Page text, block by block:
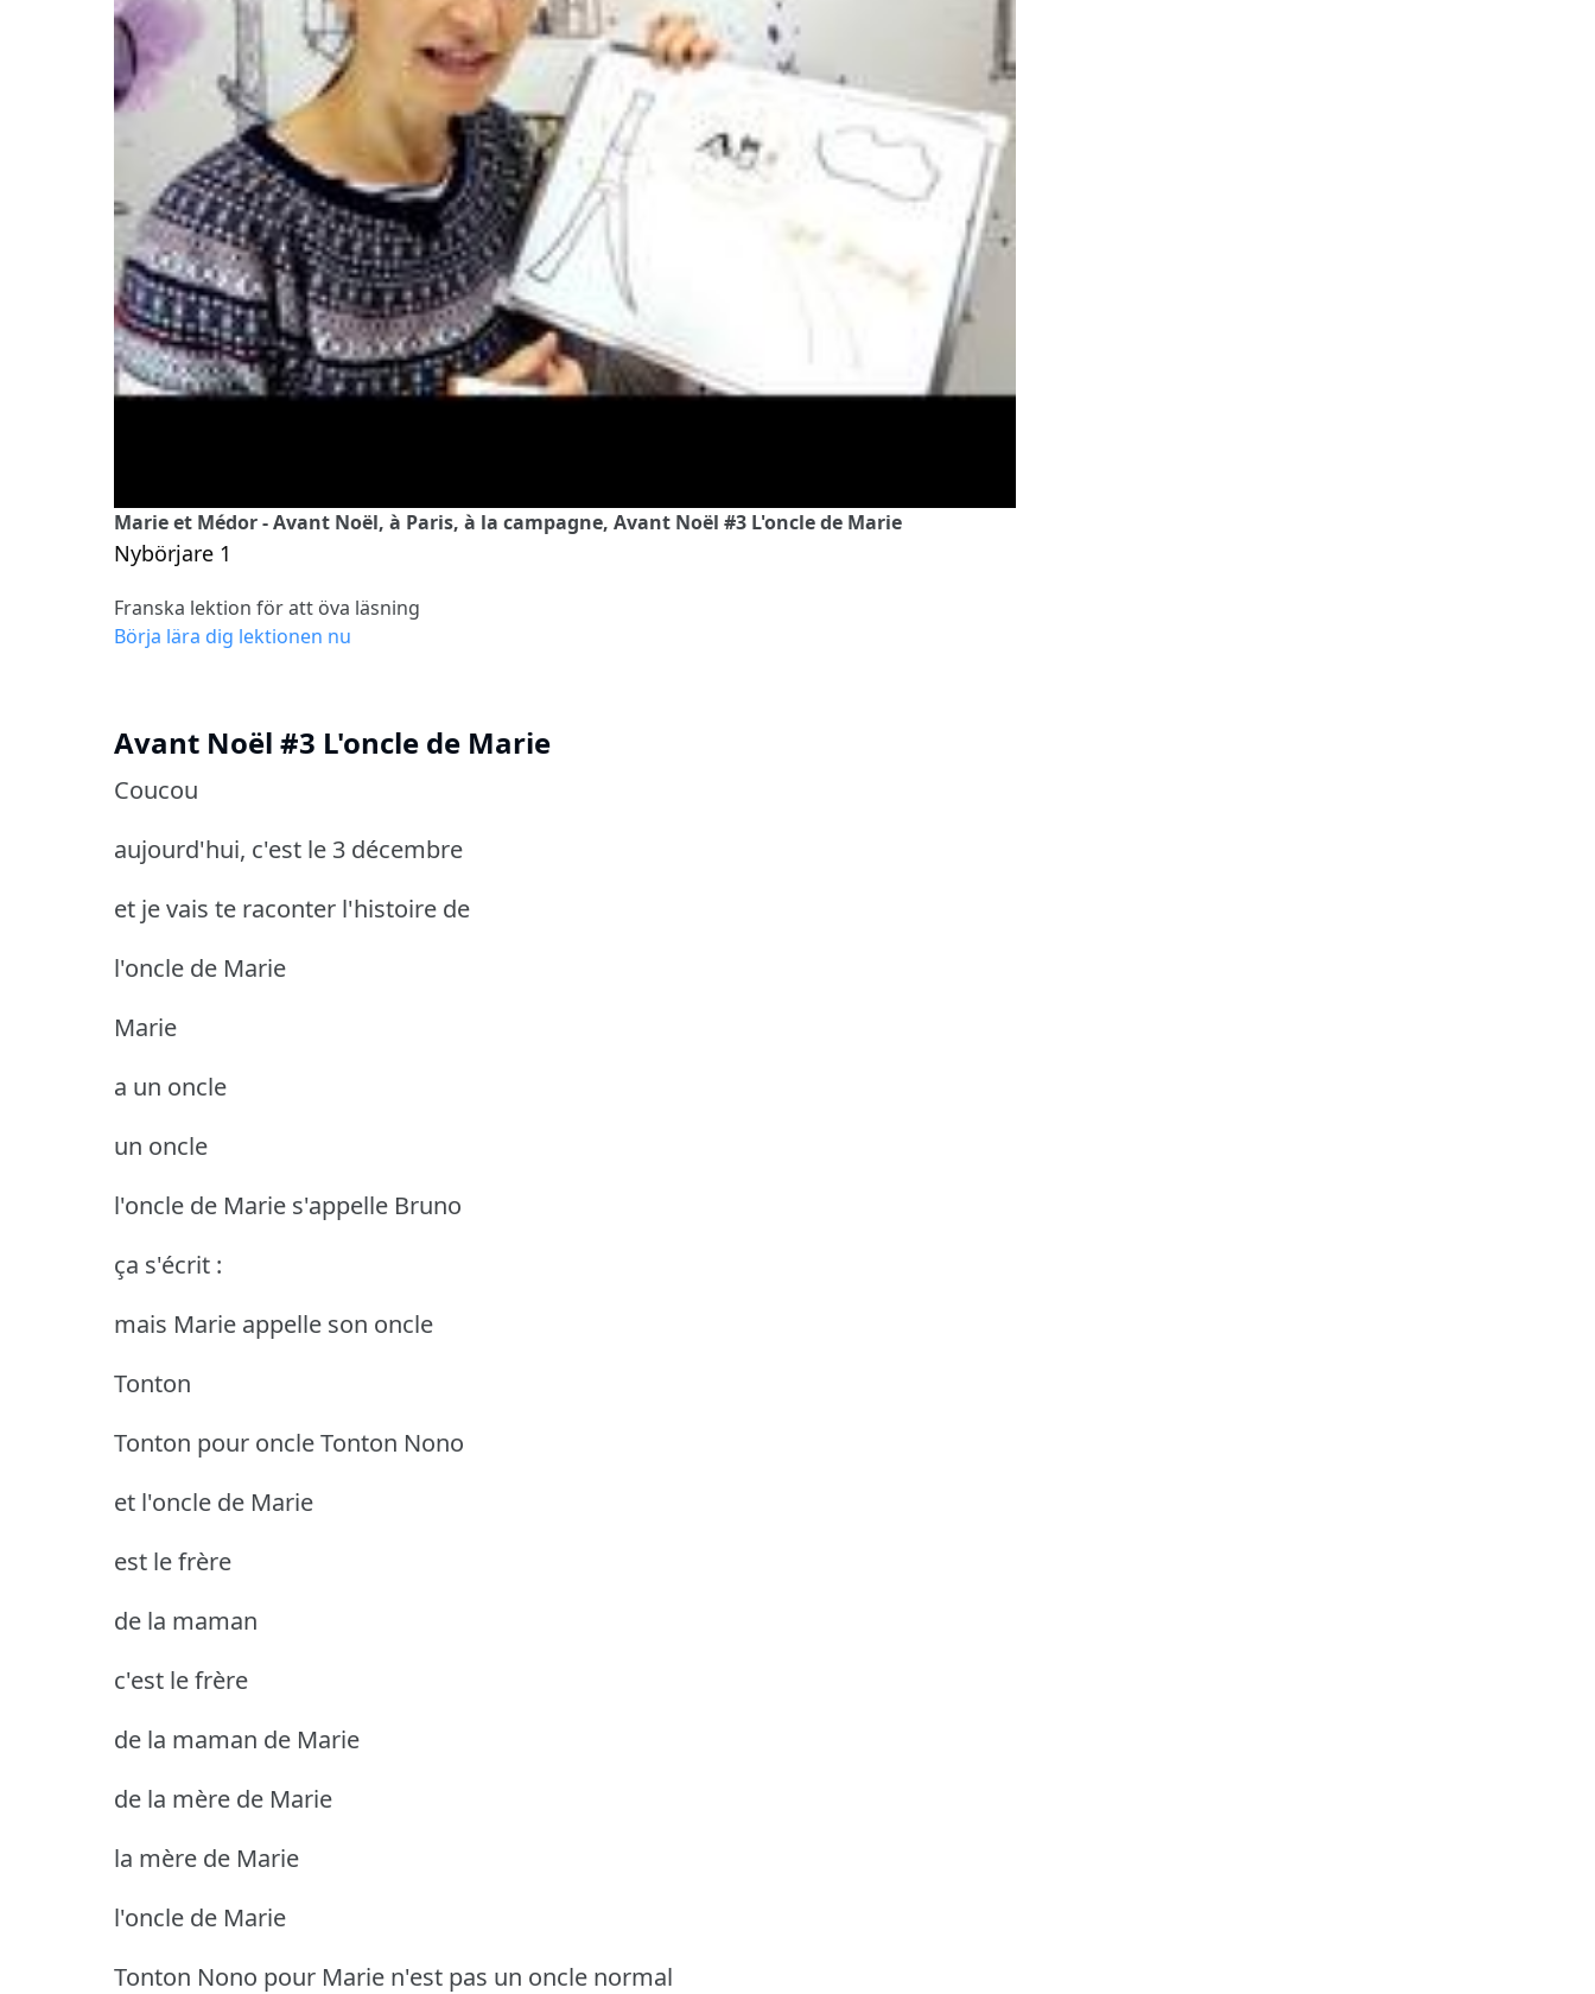
Marie et Médor - Avant Noël, à Paris, à la campagne, Avant Noël #3 L'oncle de Marie
Nybörjare 1
Franska lektion för att öva läsning
Börja lära dig lektionen nu
Avant Noël #3 L'oncle de Marie
Coucou
aujourd'hui, c'est le 3 décembre
et je vais te raconter l'histoire de
l'oncle de Marie
Marie
a un oncle
un oncle
l'oncle de Marie s'appelle Bruno
ça s'écrit :
mais Marie appelle son oncle
Tonton
Tonton pour oncleTonton Nono
et l'oncle de Marie
est le frère
de la maman
c'est le frère
de la maman de Marie
de la mère de Marie
la mère de Marie
l'oncle de Marie
Tonton Nono pour Marie n'est pas un oncle normal